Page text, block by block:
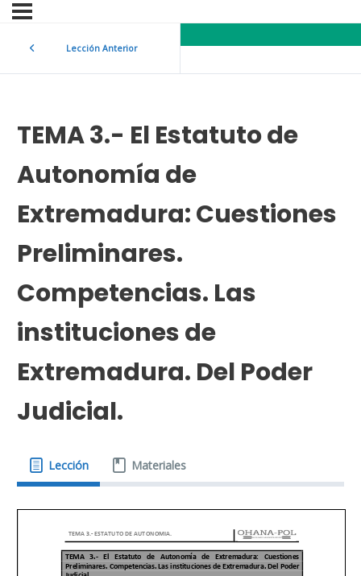
Lección Anterior
TEMA 3.- El Estatuto de
Autonomía de
Extremadura: Cuestiones
Preliminares.
Competencias. Las
instituciones de
Extremadura. Del Poder
Judicial.
Lección Materiales